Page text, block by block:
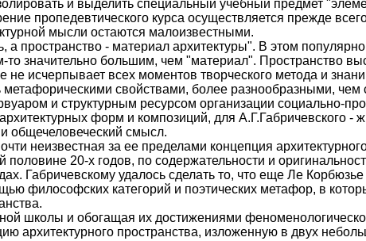
и выделить специальный учебный предмет
пропедевтического курса осуществляется прежде
мысли остаются малоизвестными.
а пространство - материал архитектуры". В этом
значительно большим, чем "материал". Пространство
не исчерпывает всех моментов творческого метода и
свойствами, более разнообразными,
и структурным ресурсом организации социально-
форм и композиций, для А.Г.Габричевского
и общечеловеческий смысл.
неизвестная за ее пределами концепция
половине 20-х годов, по содержательности и
Габричевскому удалось сделать то, что еще Ле
философских категорий и поэтических метафор, в
школы и обогащая их достижениями
архитектурного пространства, изложенную в двух